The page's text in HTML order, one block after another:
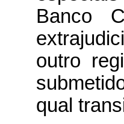
Banco
outro
qual